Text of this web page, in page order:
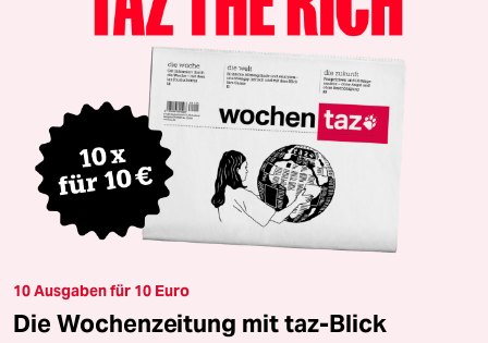
10 Ausgaben für 10 Euro
Die Wochenzeitung mit taz-Blick